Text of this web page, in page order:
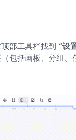
部工具栏找到 “设
包括画板、分组